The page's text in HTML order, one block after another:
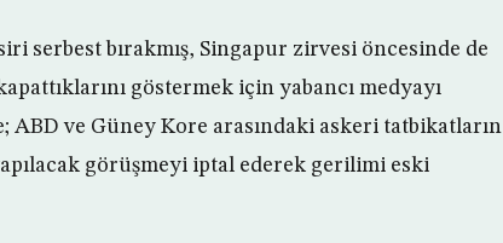
serbest bırakmış, Singapur zirvesi öncesinde de
göstermek için yabancı medyayı
ABD ve Güney Kore arasındaki askeri tatbikatların
görüşmeyi iptal ederek gerilimi eski